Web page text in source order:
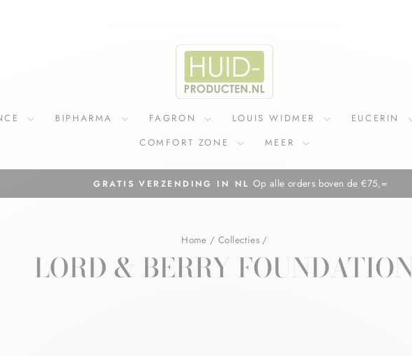
BIPHARMA FAGRON LOUIS WIDMER EUCERIN
COMFORT ZONE
MEER
Diavoorstelling
GRATIS VERZENDING IN NL Op alle orders boven de €75,=
Home / Collecties /
LORD & BERRY FOUNDATION